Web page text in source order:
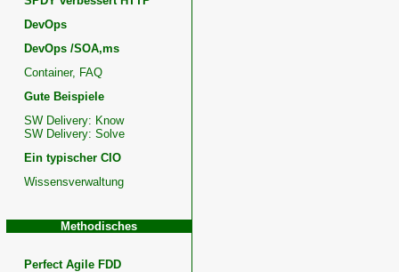
DevOps
DevOps /SOA,ms
Container, FAQ
Gute Beispiele
SW Delivery: Know
SW Delivery: Solve
Ein typischer CIO
Wissensverwaltung
Methodisches
Perfect Agile FDD